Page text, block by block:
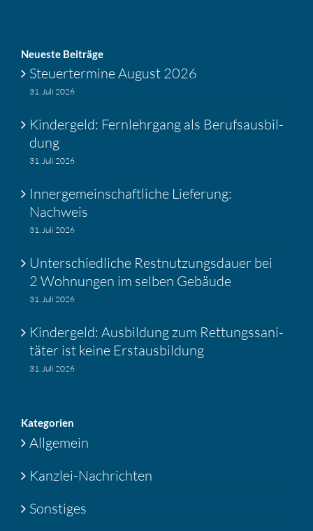
Neueste Beiträge
Steuer­ter­mine August 2026
31. Juli 2026
Kinder­geld: Fernlehr­gang als Berufs­aus­bil­
dung
31. Juli 2026
Inner­ge­mein­schaft­liche Liefe­rung:
Nachweis
31. Juli 2026
Unter­schied­liche Restnut­zungs­dauer bei
2 Wohnungen im selben Gebäude
31. Juli 2026
Kinder­geld: Ausbil­dung zum Rettungs­sa­ni­
täter ist keine Erstaus­bil­dung
31. Juli 2026
Katego­rien
Allgemein
Kanzlei-Nachrichten
Sonstiges